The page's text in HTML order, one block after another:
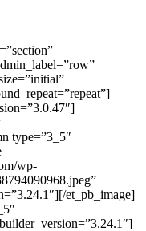
type=”3_5″
wp-
et_pb_image]